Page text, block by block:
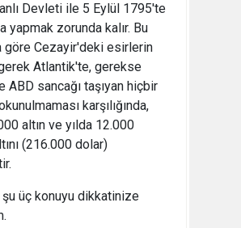
Devleti ile 5 Eylül 1795'te
yapmak zorunda kalır. Bu
göre Cezayir'deki esirlerin
Atlantik'te, gerekse
ABD sancağı taşıyan hiçbir
karşılığında,
altın ve yılda 12.000
(216.000 dolar)
üç konuyu dikkatinize